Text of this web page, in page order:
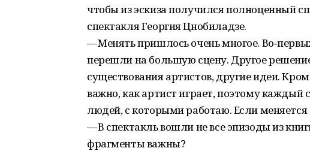
чтобы из эскиза получился полноценный
спектакля Георгия Цнобиладзе.
— Менять пришлось очень многое.
перешли на большую сцену. Другое
существования артистов, другие идеи.
важно, как артист играет, поэтому каждый
людей, с которыми работаю. Если
— В спектакль вошли не все эпизоды из
фрагменты важны?